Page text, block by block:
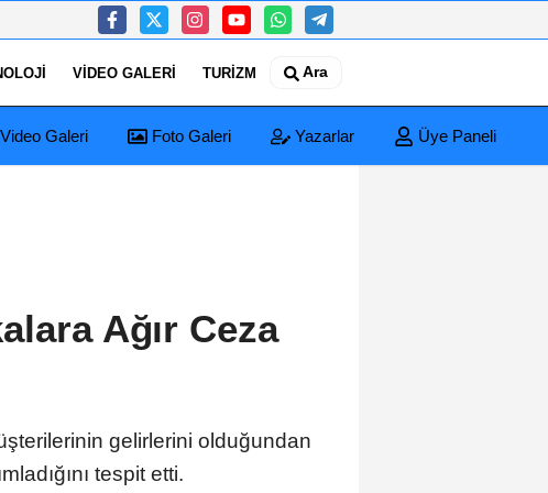
VIDEO GALERI TURIZM Ara
Sürecinde Kritik Eşik: Çerçeve Teklif TBMM Adalet Komisyonu’nda
Galeri Foto Galeri Yazarlar Üye Paneli
Ağır Ceza
gelirlerini olduğundan
tespit etti.